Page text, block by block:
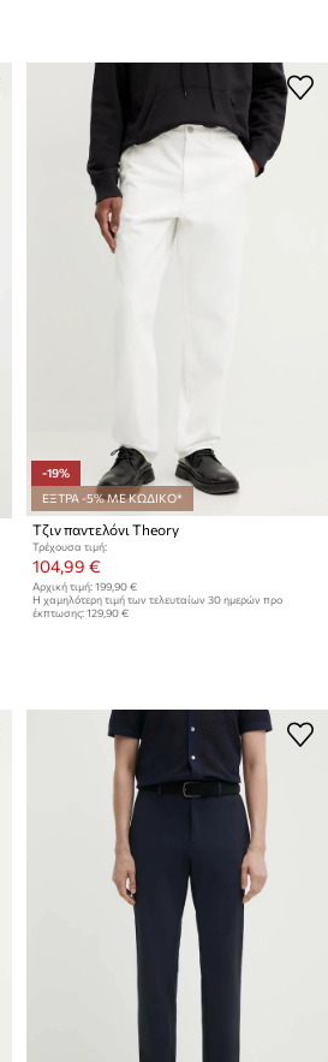
-19%
ΕΞΤΡΑ -5% ΜΕ ΚΩΔΙΚΟ*
Τζιν παντελόνι Theory
Τρέχουσα τιμή:
104,99 €
Αρχική τιμή: 199,90 €
Η χαμηλότερη τιμή των τελευταίων 30 ημερών προ
έκπτωσης: 129,90 €